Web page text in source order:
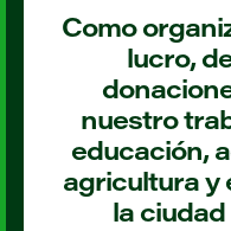
Como
lucro,
nuestro
educación,
agricultura y
la